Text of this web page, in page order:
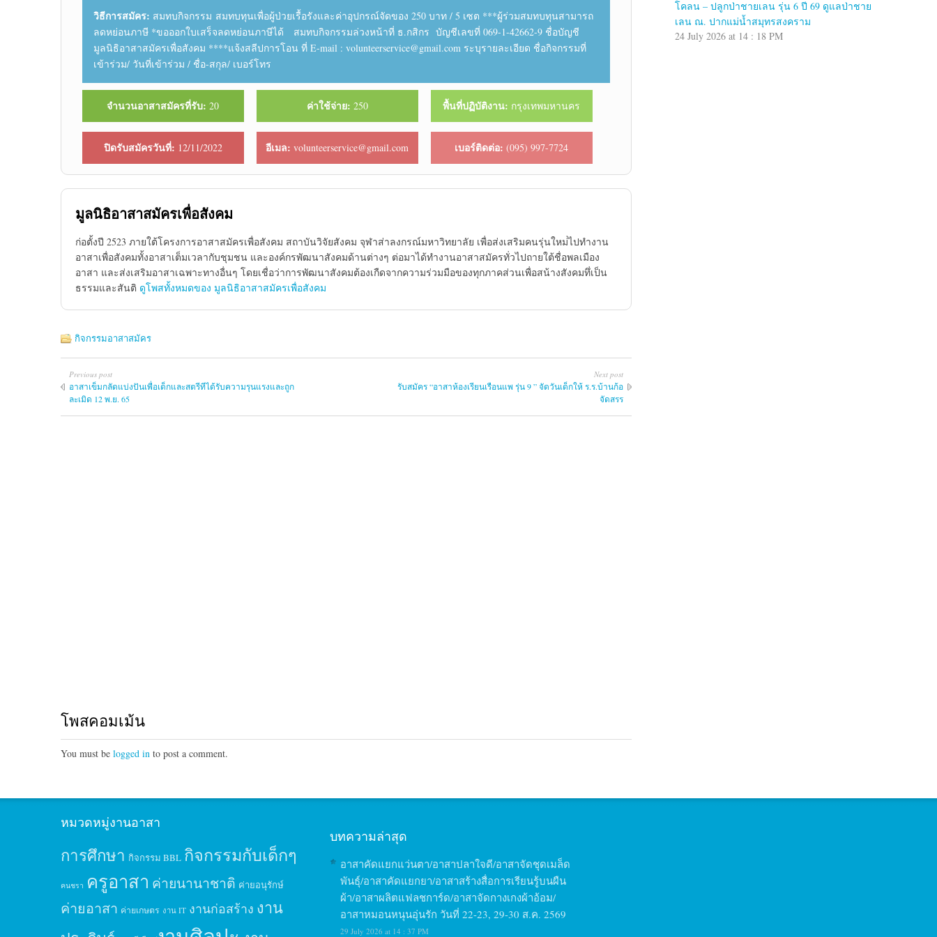
วิธีการสมัคร: สมทบกิจกรรม สมทบทุนเพื่อผู้ป่วยเรื้อรังและค่าอุปกรณ์จัดของ 250 บาท / 5 เซต ***ผู้ร่วมสมทบทุนสามารถ
ลดหย่อนภาษี *ขอออกใบเสร็จลดหย่อนภาษีได้ สมทบกิจกรรมล่วงหน้าที่ ธ.กสิกร บัญชีเลขที่ 069-1-42662-9 ชื่อบัญชี
มูลนิธิอาสาสมัครเพื่อสังคม ****แจ้งสลีปการโอน ที่ E-mail : volunteerservice@gmail.com ระบุรายละเอียด ชื่อกิจกรรมที่
เข้าร่วม/ วันที่เข้าร่วม / ชื่อ-สกุล/ เบอร์โทร
จำนวนอาสาสมัครที่รับ: 20 ค่าใช้จ่าย: 250 พื้นที่ปฏิบัติงาน: กรุงเทพมหานคร
ปิดรับสมัครวันที่: 12/11/2022 อีเมล: volunteerservice@gmail.com เบอร์ติดต่อ: (095) 997-7724
มูลนิธิอาสาสมัครเพื่อสังคม
ก่อตั้งปี 2523 ภายใต้โครงการอาสาสมัครเพื่อสังคม สถาบันวิจัยสังคม จุฬาส่าลงกรณ์มหาวิทยาลัย เพื่อส่งเสริมคนรุ่นใหม่่ไปทำงาน
อาสาเพื่อสังคมทั้งอาสาเต็มเวลากับชุมชน และองค์กรพัฒนาสังคมด้านต่างๆ ต่อมาได้ทำงานอาสาสมัครทั่วไปถายใต้ชื่อพลเมือง
อาสา และส่งเสริมอาสาเฉพาะทางอื่นๆ โดยเชื่อว่าการพัฒนาสังคมต้องเกืดจากความร่วมมือของทุกภาคส่วนเพื่อสน้างสังคมทึ่เป็น
ธรรมและสันติ ดูโพสทั้งหมดของ มูลนิธิอาสาสมัครเพื่อสังคม
กิจกรรมอาสาสมัคร
Previous post
อาสาเข็มกลัดแบ่งปันเพื่อเด็กและสตรีทีได้รับความรุนแรงและถูก
ละเมิด 12 พ.ย. 65
Next post
รับสมัคร “อาสาห้องเรียนเรือนแพ รุ่น 9 ” จัดวันเด็กให้ ร.ร.บ้านก้อ
จัดสรร
โพสคอมเม้น
You must be logged in to post a comment.
โคลน – ปลูกป่าชายเลน รุ่น 6 ปี 69 ดูแลป่าชาย
เลน ณ. ปากแม่น้ำสมุทรสงคราม
24 July 2026 at 14 : 18 PM
หมวดหมู่งานอาสา
การศึกษา กิจกรรม BBL กิจกรรมกับเด็กๆ
คนชรา ครูอาสา ค่ายนานาชาติ ค่ายอนุรักษ์
ค่ายอาสา ค่ายเกษตร งาน IT งานก่อสร้าง งาน
บทความล่าสุด
อาสาคัดแยกแว่นตา/อาสาปลาใจดี/อาสาจัดชุดเมล็ด
พันธุ์/อาสาคัดแยกยา/อาสาสร้างสื่อการเรียนรู้บนผืน
ผ้า/อาสาผลิตแฟลชการ์ด/อาสาจัดกางเกงผ้าอ้อม/
อาสาหมอนหนุนอุ่นรัก วันที่ 22-23, 29-30 ส.ค. 2569
29 July 2026 at 14 : 37 PM